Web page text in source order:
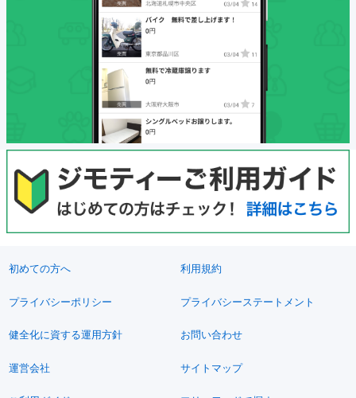
初めての方へ 利用規約
プライバシーポリシー プライバシーステートメント
健全化に資する運用方針 お問い合わせ
運営会社 サイトマップ